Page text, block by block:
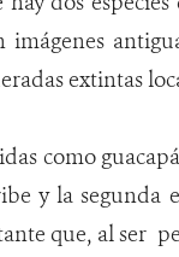
imágenes
extintas
como
y la segunda
que, al ser